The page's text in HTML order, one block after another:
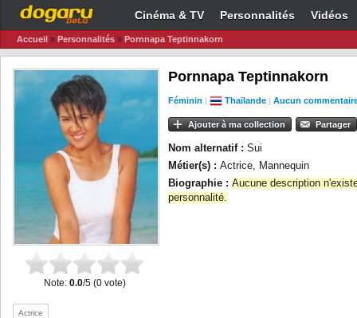
Cinéma & TV Personnalités Vidéos
Accueil » Personnalités » Pornnapa Teptinnakorn
Note: 0.0/5 (0 vote)
Pornnapa Teptinnakorn
Féminin | Thaïlande | Aucun
Ajouter à ma collection Partager
Nom alternatif : Sui
Métier(s) : Actrice, Mannequin
Biographie : Aucune description
personnalité.
Actrice